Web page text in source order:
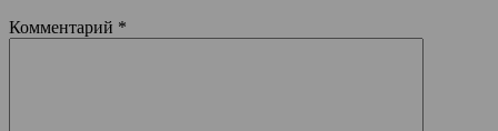
Комментарий *